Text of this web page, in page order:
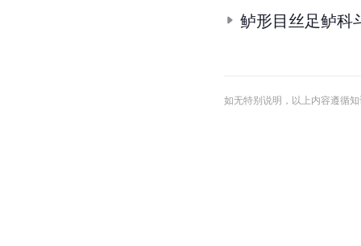
鲈形目丝足鲈科
如无特别说明，以上内容遵循